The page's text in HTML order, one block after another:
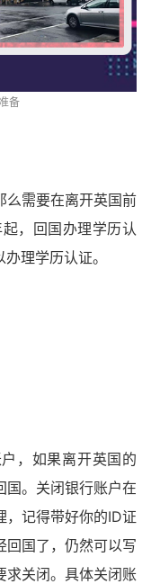
备
么需要在离开英国前
，回国办理学历认
理学历认证。
，如果离开英国的
国。关闭银行账户在
，记得带好你的ID证
回国了，仍然可以写
求关闭。具体关闭账